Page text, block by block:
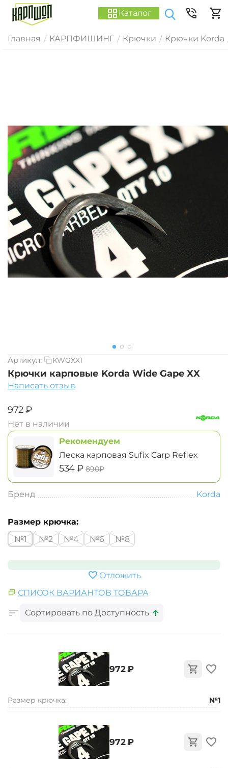
Каталог
Главная / КАРПФИШИНГ / Крючки / Крючки Korda
Артикул: KWGXX1
Крючки карповые Korda Wide Gape XX
Написать отзыв
‍972‍₽
Нет в наличии
Рекомендуем
Леска карповая Sufix Carp Reflex
‍534‍₽ ‍890‍₽
Бренд Korda
Размер крючка:
№1
№2 №4 №6 №8
Отложить
СПИСОК ВАРИАНТОВ ТОВАРА
Сортировать по Доступность
‍972‍ ₽
Размер крючка: №1
‍972‍ ₽